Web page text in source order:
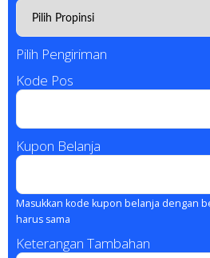
Pilih Pengiriman
Kode Pos
Kupon Belanja
Masukkan kode kupon belanja dengan
harus sama
Keterangan Tambahan